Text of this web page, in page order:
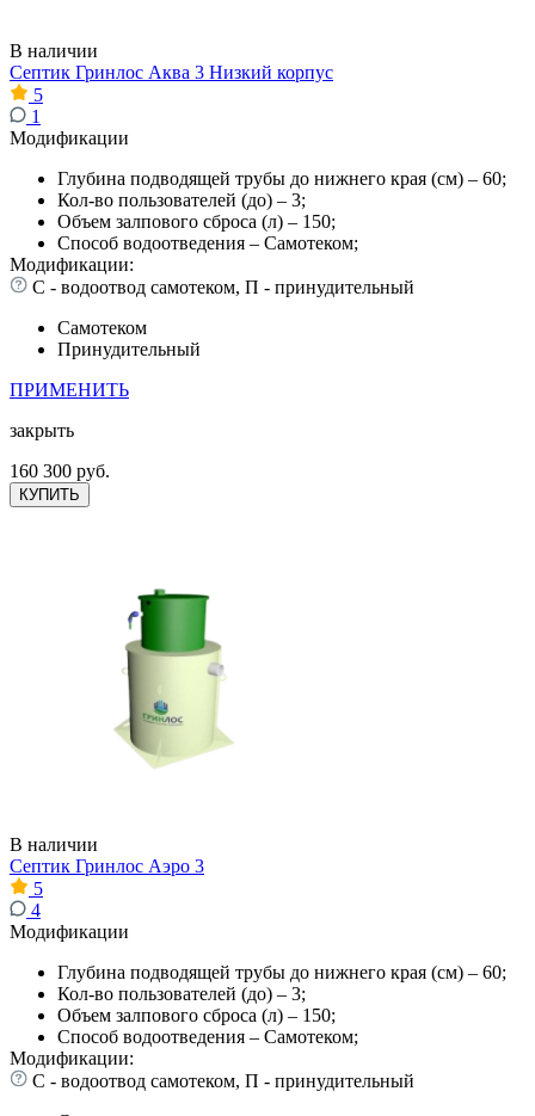
В наличии
Септик Гринлос Аква 3 Низкий корпус
5
1
Модификации
Глубина подводящей трубы до нижнего края (см) – 60;
Кол-во пользователей (до) – 3;
Объем залпового сброса (л) – 150;
Способ водоотведения – Самотеком;
Модификации:
С - водоотвод самотеком, П - принудительный
Самотеком
Принудительный
ПРИМЕНИТЬ
закрыть
160 300 руб.
КУПИТЬ
В наличии
Септик Гринлос Аэро 3
5
4
Модификации
Глубина подводящей трубы до нижнего края (см) – 60;
Кол-во пользователей (до) – 3;
Объем залпового сброса (л) – 150;
Способ водоотведения – Самотеком;
Модификации:
С - водоотвод самотеком, П - принудительный